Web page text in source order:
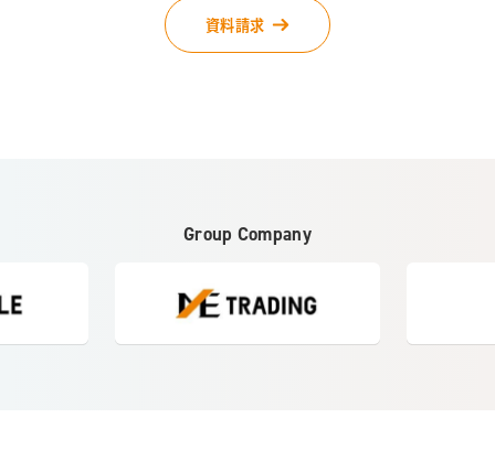
資料請求
Group Company